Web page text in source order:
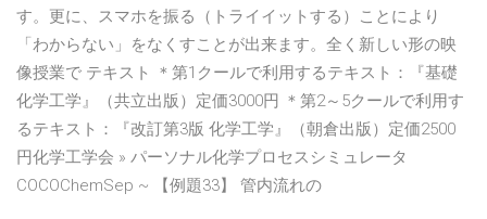
す。更に、スマホを振る（トライイットする）ことにより
「わからない」をなくすことが出来ます。全く新しい形の映
像授業で テキスト ＊第1クールで利用するテキスト：『基礎
化学工学』（共立出版）定価3000円 ＊第2～5クールで利用す
るテキスト：『改訂第3版 化学工学』（朝倉出版）定価2500
円化学工学会 » パーソナル化学プロセスシミュレータ
COCOChemSep ~ 【例題33】 管内流れの